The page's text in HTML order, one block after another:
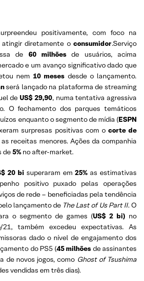
positivamente, com foco na
atingir diretamente oconsumidor.Serviço
de 60 milhões de usuários, acima
e um avanço significativo dado que
nem10 meses desde o lançamento.
será lançado na plataforma de streaming
deUS$ 29,90, numa tentativa agressiva
O fechamento dos parques temáticos
enquanto o segmento de mídia (ESPN
surpresas positivas com o corte de
receitas menores. Ações da companhia
de5% no after-market.
20 bi superaram em25% as estimativas
positivo puxado pelas operações
de rede – beneficiadas pela tendência
lançamento de The Last of Us Part II. O
o segmento de games (US$ 2 bi) no
também excedeu expectativas. As
dado o nível de engajamento dos
do PS5 (45 milhões de assinantes
de novos jogos, como Ghost of Tsushima
vendidas em três dias).